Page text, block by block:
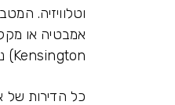
וטלוויזיה.
Kensington) ניתן להנות מישיבה על המרפסת.